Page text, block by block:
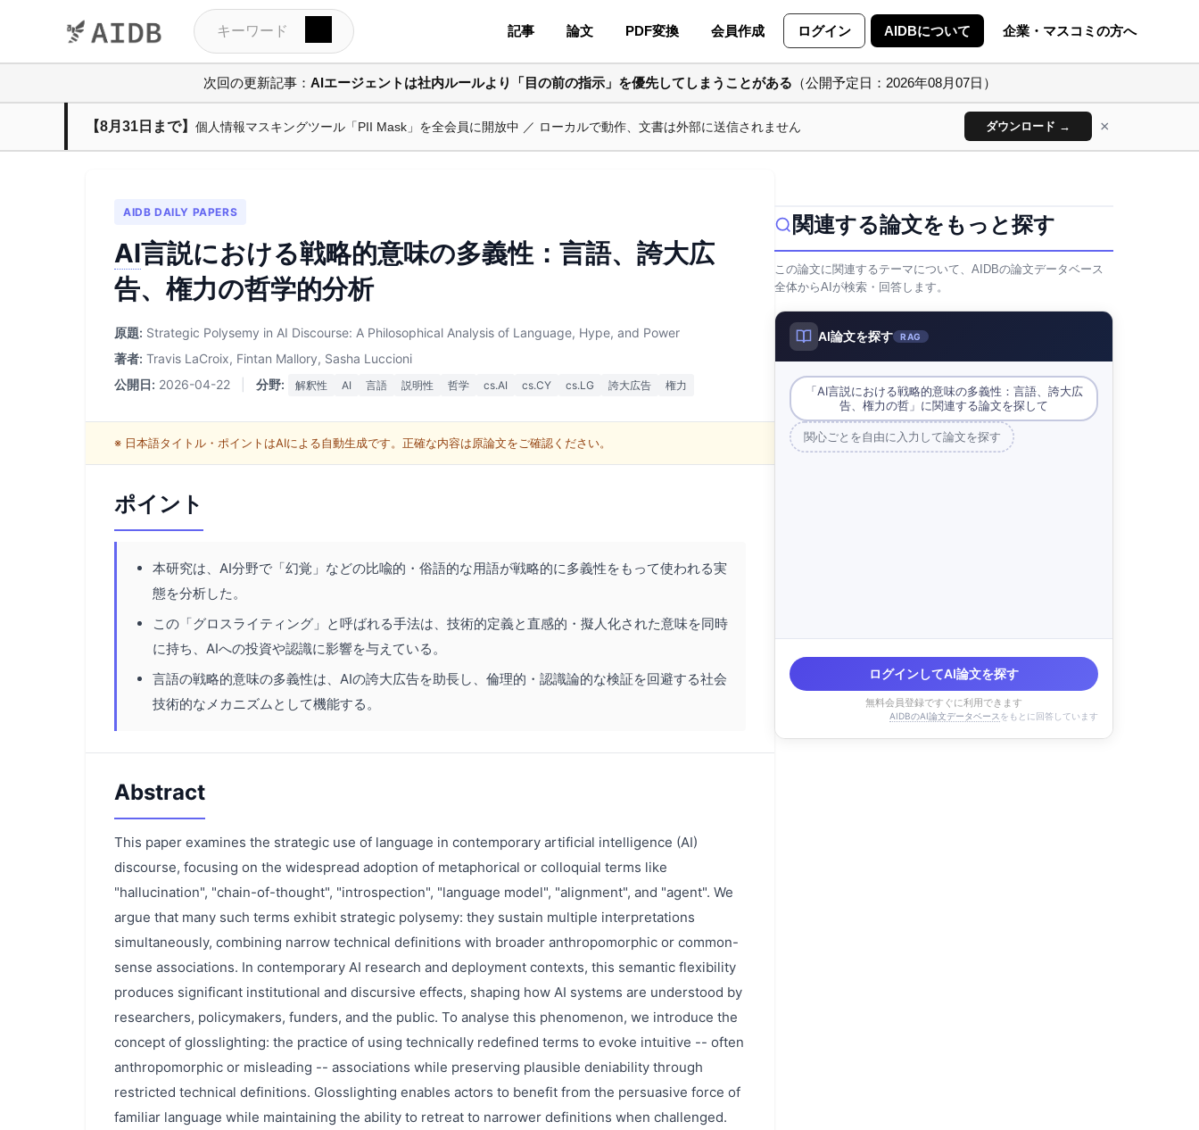
記事 論文 PDF変換 会員作成 ログイン AIDBについて 企業・マスコミの方へ
次回の更新記事： AIエージェントは社内ルールより「目の前の指示」を優先してしまうことがある （公開予定日：2026年08月07日）
【8月31日まで】 個人情報マスキングツール「PII Mask」を全会員に開放中 ／ ローカルで動作、文書は外部に送信されません ダウンロード → ×
AIDB DAILY PAPERS
AI言説における戦略的意味の多義性：言語、誇大広
告、権力の哲学的分析
原題: Strategic Polysemy in AI Discourse: A Philosophical Analysis of Language, Hype, and Power
著者: Travis LaCroix, Fintan Mallory, Sasha Luccioni
公開日: 2026-04-22 分野: 解釈性 AI 言語 説明性 哲学 cs.AI cs.CY cs.LG 誇大広告 権力
※ 日本語タイトル・ポイントはAIによる自動生成です。正確な内容は原論文をご確認ください。
ポイント
本研究は、AI分野で「幻覚」などの比喩的・俗語的な用語が戦略的に多義性をもって使われる実
態を分析した。
この「グロスライティング」と呼ばれる手法は、技術的定義と直感的・擬人化された意味を同時
に持ち、AIへの投資や認識に影響を与えている。
言語の戦略的意味の多義性は、AIの誇大広告を助長し、倫理的・認識論的な検証を回避する社会
技術的なメカニズムとして機能する。
Abstract
This paper examines the strategic use of language in contemporary artificial intelligence (AI)
discourse, focusing on the widespread adoption of metaphorical or colloquial terms like
"hallucination", "chain-of-thought", "introspection", "language model", "alignment", and "agent". We
argue that many such terms exhibit strategic polysemy: they sustain multiple interpretations
simultaneously, combining narrow technical definitions with broader anthropomorphic or common-
sense associations. In contemporary AI research and deployment contexts, this semantic flexibility
produces significant institutional and discursive effects, shaping how AI systems are understood by
researchers, policymakers, funders, and the public. To analyse this phenomenon, we introduce the
concept of glosslighting: the practice of using technically redefined terms to evoke intuitive -- often
anthropomorphic or misleading -- associations while preserving plausible deniability through
restricted technical definitions. Glosslighting enables actors to benefit from the persuasive force of
familiar language while maintaining the ability to retreat to narrower definitions when challenged.
関連する論文をもっと探す
この論文に関連するテーマについて、AIDBの論文データベース
全体からAIが検索・回答します。
AI論文を探す RAG
「AI言説における戦略的意味の多義性：言語、誇大広
告、権力の哲」に関連する論文を探して
関心ごとを自由に入力して論文を探す
ログインしてAI論文を探す
無料会員登録ですぐに利用できます
AIDBのAI論文データベース をもとに回答しています